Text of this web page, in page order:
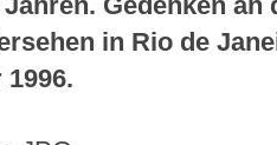
Gedenken
in Rio de